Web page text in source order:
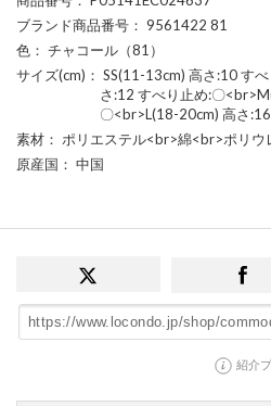
ブランド商品番号 ： 9561422 81
色 ： チャコール（81）
サイズ(cm) ： SS(11-13cm) 高さ:10 す
さ:12 すべり止め:〇
〇<br>L(18-20cm) 高さ
素材 ： ポリエステル<br>綿<br>ポリウ
原産国 ： 中国
紹介